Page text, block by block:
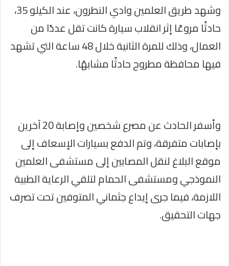
وشهد طريق العلمين وادي النطرون، عند الكيلو 35،
حادثًا مروعًا إثر انقلاب سيارة كانت تقل عددًا من
العمال، وذلك للمرة الثانية خلال 48 ساعة التي تشهد
فيها محافظة مطروح حادثًا مشابهًا.
وأسفر الحادث عن مصرع شخصين وإصابة 20 آخرين
بإصابات متفرقة، وتم الدفع بسيارات الإسعاف إلى
موقع البلاغ لنقل المصابين إلى مستشفى العلمين
النموذجي ومستشفى الحمام لتلقي الرعاية الطبية
اللازمة، فيما جرى إيداع جثماني المتوفين تحت تصرف
جهات التحقيق.